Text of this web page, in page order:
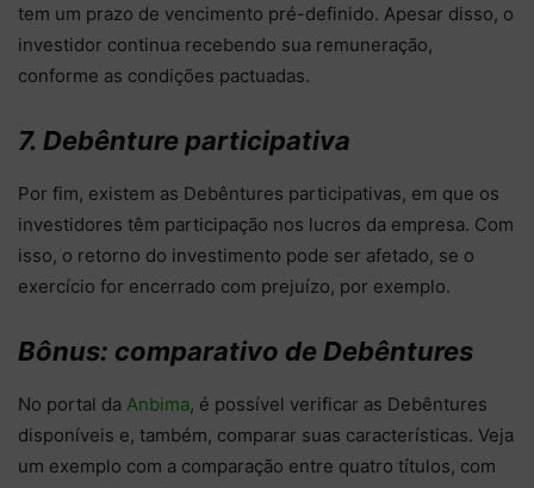
tem um prazo de vencimento pré-definido. Apesar disso, o
investidor continua recebendo sua remuneração,
conforme as condições pactuadas.
7. Debênture participativa
Por fim, existem as Debêntures participativas, em que os
investidores têm participação nos lucros da empresa. Com
isso, o retorno do investimento pode ser afetado, se o
exercício for encerrado com prejuízo, por exemplo.
Bônus: comparativo de Debêntures
No portal da Anbima, é possível verificar as Debêntures
disponíveis e, também, comparar suas características. Veja
um exemplo com a comparação entre quatro títulos, com